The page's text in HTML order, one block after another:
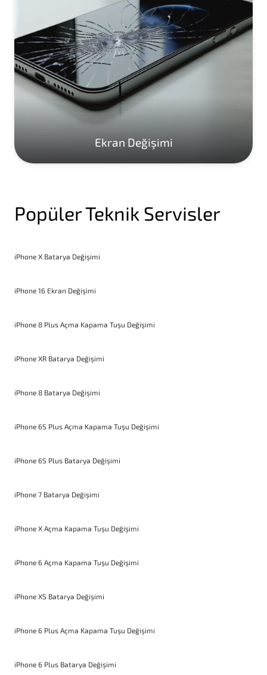
Ekran Değişimi
Popüler Teknik Servisler
iPhone X Batarya Değişimi
iPhone 16 Ekran Değişimi
iPhone 8 Plus Açma Kapama Tuşu Değişimi
iPhone XR Batarya Değişimi
iPhone 8 Batarya Değişimi
iPhone 6S Plus Açma Kapama Tuşu Değişimi
iPhone 6S Plus Batarya Değişimi
iPhone 7 Batarya Değişimi
iPhone X Açma Kapama Tuşu Değişimi
iPhone 6 Açma Kapama Tuşu Değişimi
iPhone XS Batarya Değişimi
iPhone 6 Plus Açma Kapama Tuşu Değişimi
iPhone 6 Plus Batarya Değişimi